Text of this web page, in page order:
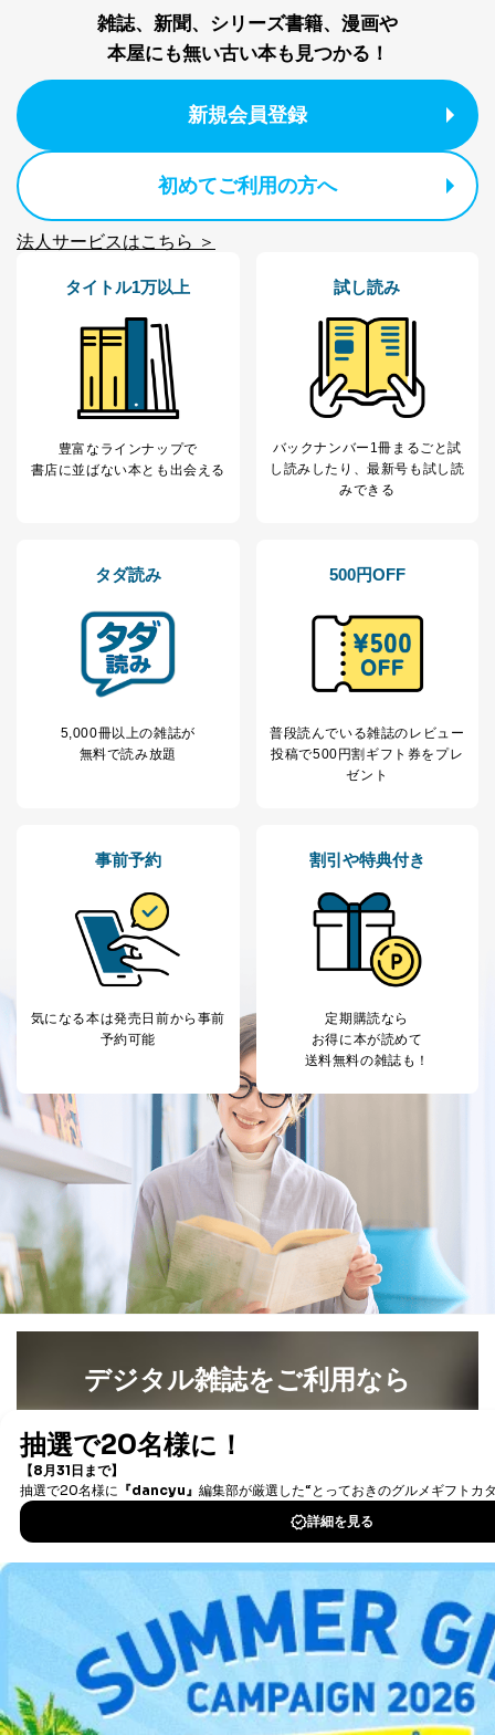
応じた新商品・サービスに関する
広告のため
当社にお問合わせ
お問い合わせ対応、トラブル対
当社カスタマーQ＆
カスタマーQ＆Aサイトの投稿内容
サイトのサービス内容のご案内の
ｅメール等による商品、サービ
ス、キャンペーン等の広告に関す
4
採用応募者の方の
採用選考、ご連絡のため
当社の従業者の個
人情報
人事、総務などの雇用管理等のた
パートナー（提携
企業）からの委託
により当社の
等をご利用の方の
個人情報
購入商品配送のため
提携企業及びお客様がご購入され
た商品の発売元企業からのｅメー
サービス、キャンペーン等の広告
に関するご案内のため
トに登録された方
当社のサービス利用状況の把握お
処、オペレーター教育など応対品
ー等にて公表する利用目的達成の
※上記の利用目的のうちNo.1～5については保有個人デ
ータ（開示対象個人情報）の利用目的であり、下記4.の
なお、6、7については、パートナー（提携企業）様又は
各SNS運営会社様にご請求いただきますようお願い致し
当社は、取得した個人情報を適切に管理し､あらかじめ
ません。ただし、次の場合は除きます。
法令に基づく場合
人の生命､身体または財産の保護のために必要がある
場合であって、本人の同意を得ることが困難であると
公衆衛生の向上または児童の健全な育成の推進のため
に特に必要がある場合であって、本人の同意を得るこ
国の機関もしくは地方公共団体またはその委託を受け
た者が法令の定める事務を遂行することに対して協力
する必要がある場合であって、本人の同意を得ること
により当該事務の遂行に支障を及ぼすおそれがあると
き。
上記２．の利用目的を実施するために守秘義務を結ん
だ企業に、業務の一部として個人情報の取扱いを委
託・提供する場合、その業務に必要な範囲で委託・提
供先企業に個人情報を開示することがあります。
委託・提供先企業は具体的には以下のような企業です
が、これらに限りません。
委託先：カスタマーサポート支援会社 、クレジッ
トカード決済などの決済代行・料金回収会社、広
提供先：出版社、出版物発売元、卸売会社、販売
店など商品の供給者、梱包会社、配送会社、新聞
４．開示対象個人情報の「開示」「訂正」等の請求につ
いて
当社は、本人から、開示対象個人情報について利用目的
の通知を求められた場合には、遅滞なくこれに応じま
す。ただし、以下①～④のいずれかに該当する場合は、
は、本人に遅滞無くその旨を通知するとともに、理由を
説明させていただきます。
①利用目的を本人に通知し、又は公表することによって
本人又は第三者の生命、身体、財産その他の権利利益を
害するおそれがある場合
②利用目的を本人に通知し、又は公表することによって
雑誌、新聞、シリーズ書籍、漫画や
本屋にも無い古い本も見つかる！
新規会員登録
初めてご利用の方へ
法人サービスはこちら ＞
タイトル1万以上
豊富なラインナップで
書店に並ばない本とも出会える
試し読み
バックナンバー1冊まるごと試
し読み したり、最新号も試し読
みできる
タダ読み
5,000冊以上の雑誌が
無料で読み放題
500円OFF
普段読んでいる雑誌のレビュー
投稿で500円割ギフト券をプレ
ゼント
事前予約
気になる本は発売日前から事前
予約可能
割引や特典付き
定期購読なら
お得に本が読めて
送料無料の雑誌も！
デジタル雑誌をご利用なら
書籍）が無料で読み放題！
DOWNLOAD FOR IOS
DOWNLOAD FOR ANDROID
ご利用方法はこちら